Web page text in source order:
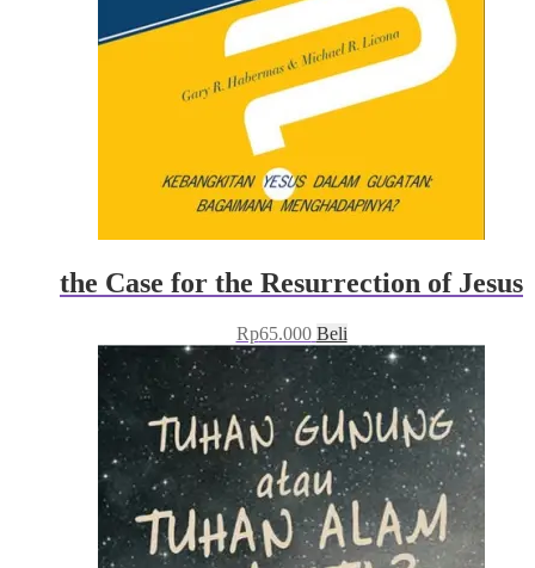
the Case for the Resurrection of Jesus
Rp65.000 Beli